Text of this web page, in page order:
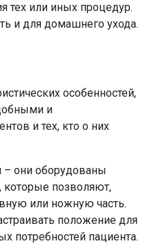
тех или иных процедур.
и для домашнего ухода.
особенностей,
и
и тех, кто о них
– они оборудованы
позволяют,
или ножную часть.
положение для
потребностей пациента.